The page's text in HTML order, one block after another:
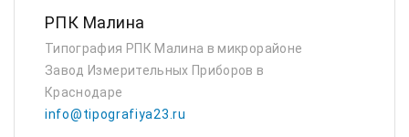
РПК Малина
Типография РПК Малина в микрорайоне
Завод Измерительных Приборов в
Краснодаре
info@tipografiya23.ru